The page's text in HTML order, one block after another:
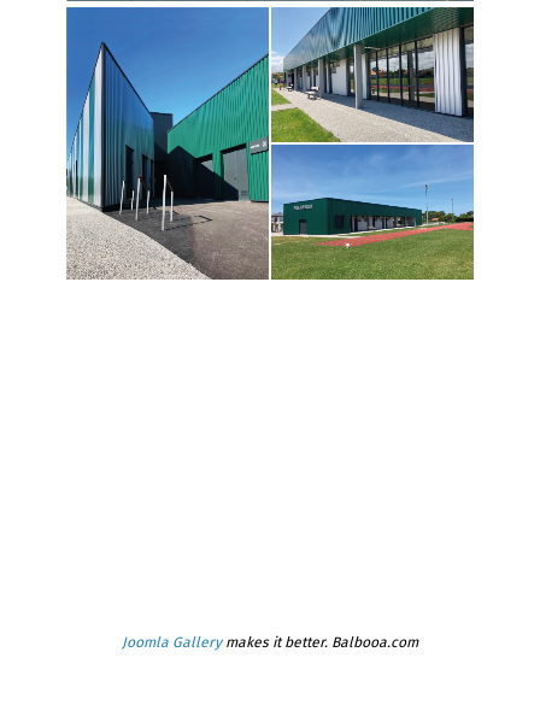
Joomla Gallerymakes it better. Balbooa.com